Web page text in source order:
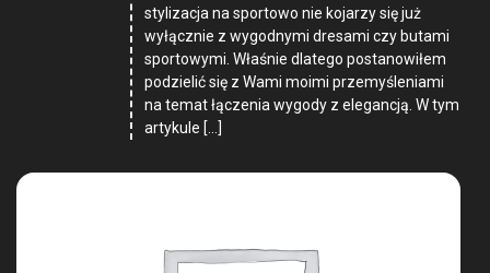
stylizacja na sportowo nie kojarzy się już
wyłącznie z wygodnymi dresami czy butami
sportowymi. Właśnie dlatego postanowiłem
podzielić się z Wami moimi przemyśleniami
na temat łączenia wygody z elegancją. W tym
artykule […]